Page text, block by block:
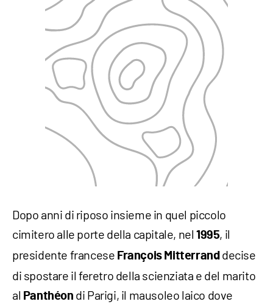
Dopo anni di riposo insieme in quel piccolo
cimitero alle porte della capitale, nel1995, il
presidente francese François Mitterranddecise
di spostare il feretro della scienziata e del marito
al Panthéon di Parigi, il mausoleo laico dove